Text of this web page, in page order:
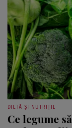
DIETĂ ȘI NUTRIȚIE
Ce legume